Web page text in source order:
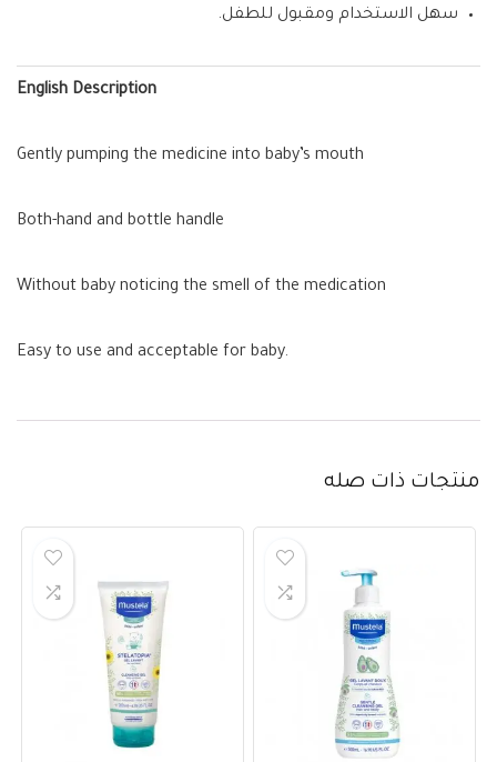
سهل الاستخدام ومقبول للطفل.
English Description
Gently pumping the medicine into baby’s mouth
Both-hand and bottle handle
Without baby noticing the smell of the medication
Easy to use and acceptable for baby.
منتجات ذات صله